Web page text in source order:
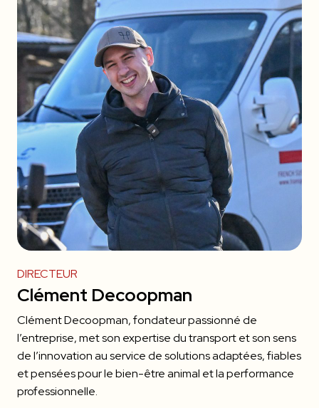
DIRECTEUR
Clément Decoopman
Clément Decoopman, fondateur passionné de
l’entreprise, met son expertise du transport et son sens
de l’innovation au service de solutions adaptées, fiables
et pensées pour le bien-être animal et la performance
professionnelle.